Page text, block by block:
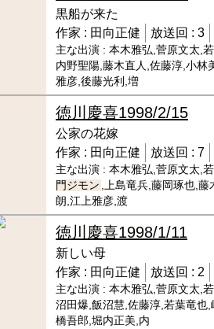
黒船が来た
作家 : 田向正健 放送回 : 3
主な出演 : 本木雅弘,菅原文太,
内野聖陽,藤木直人,佐藤淳,小林
雅彦,後藤光利,増
徳川慶喜1998/2/15
公家の花嫁
作家 : 田向正健 放送回 : 7
主な出演 : 本木雅弘,菅原文太,
門ジモン
,上島竜兵,藤岡琢也,
朗,江上雅彦,渡
徳川慶喜1998/1/11
新しい母
作家 : 田向正健 放送回 : 2
主な出演 : 本木雅弘,菅原文太,
沼田爆,飯沼慧,佐藤淳,若葉竜也
橋吾郎,堀内正美,内